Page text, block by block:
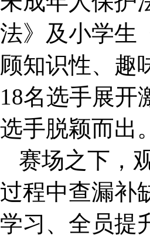
法》及小学生
顾知识性、趣
18名选手展开
选手脱颖而出。
赛场之下，
过程中查漏补
学习、全员提